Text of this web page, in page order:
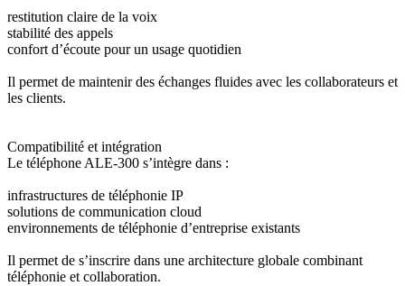
restitution claire de la voix
stabilité des appels
confort d’écoute pour un usage quotidien
Il permet de maintenir des échanges fluides avec les collaborateurs et
les clients.
Compatibilité et intégration
Le téléphone ALE-300 s’intègre dans :
infrastructures de téléphonie IP
solutions de communication cloud
environnements de téléphonie d’entreprise existants
Il permet de s’inscrire dans une architecture globale combinant
téléphonie et collaboration.